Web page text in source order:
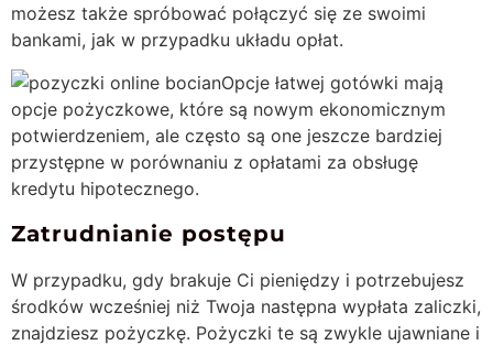
możesz także spróbować połączyć się ze swoimi
bankami, jak w przypadku układu opłat.
Opcje łatwej gotówki mają
opcje pożyczkowe, które są nowym ekonomicznym
potwierdzeniem, ale często są one jeszcze bardziej
przystępne w porównaniu z opłatami za obsługę
kredytu hipotecznego.
Zatrudnianie postępu
W przypadku, gdy brakuje Ci pieniędzy i potrzebujesz
środków wcześniej niż Twoja następna wypłata zaliczki,
znajdziesz pożyczkę. Pożyczki te są zwykle ujawniane i